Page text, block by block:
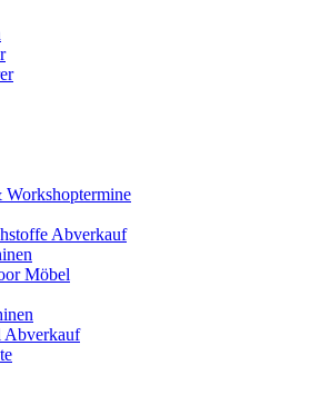
Abverkauf
Möbel
Abverkauf